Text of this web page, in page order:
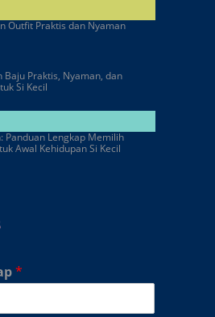
Outfit Praktis dan Nyaman
Baju Praktis, Nyaman, dan
Si Kecil
Panduan Lengkap Memilih
Awal Kehidupan Si Kecil
*